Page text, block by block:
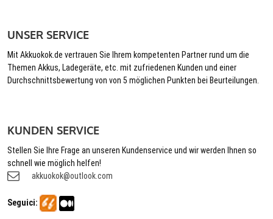
UNSER SERVICE
Mit Akkuokok.de vertrauen Sie Ihrem kompetenten Partner rund um die
Themen Akkus, Ladegeräte, etc. mit zufriedenen Kunden und einer
Durchschnittsbewertung von von 5 möglichen Punkten bei Beurteilungen.
KUNDEN SERVICE
Stellen Sie Ihre Frage an unseren Kundenservice und wir werden Ihnen so
schnell wie möglich helfen!
akkuokok@outlook.com
Seguici: